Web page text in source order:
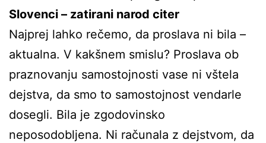
Slovenci – zatirani narod citer
Najprej lahko rečemo, da proslava ni bila –
aktualna. V kakšnem smislu? Proslava ob
praznovanju samostojnosti vase ni vštela
dejstva, da smo to samostojnost vendarle
dosegli. Bila je zgodovinsko
neposodobljena. Ni računala z dejstvom, da